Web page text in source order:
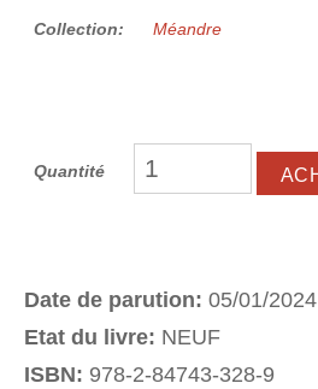
Collection: Méandre
Quantité
Date de parution: 05/01/2024
Etat du livre: NEUF
ISBN: 978-2-84743-328-9